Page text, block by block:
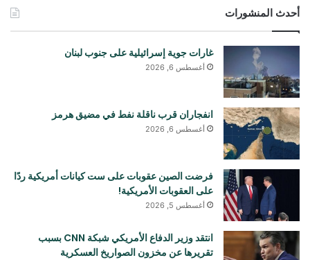
أحدث المنشورات
غارات جوية إسرائيلية على جنوب لبنان
أغسطس 6, 2026
انفجاران قرب ناقلة نفط في مضيق هرمز
أغسطس 6, 2026
فرضت الصين عقوبات على ست كيانات أمريكية ردًا
على العقوبات الأمريكية!
أغسطس 5, 2026
انتقد وزير الدفاع الأمريكي شبكة CNN بسبب
تقريرها عن مخزون الصواريخ العسكرية